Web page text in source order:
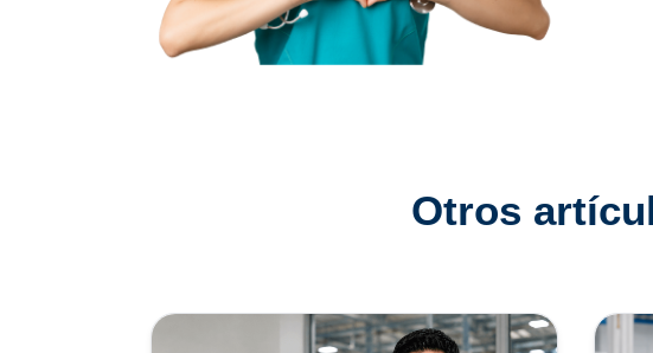
Otros